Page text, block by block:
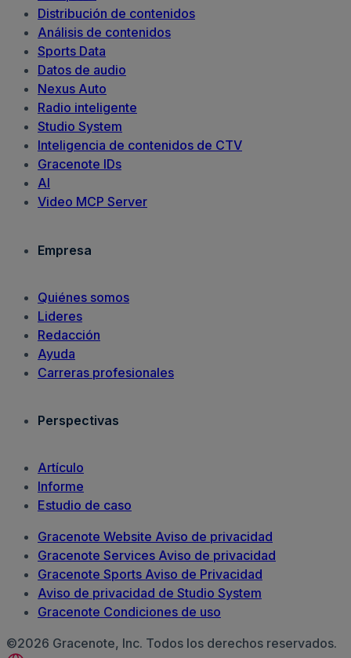
Distribución de contenidos
Análisis de contenidos
Sports Data
Datos de audio
Nexus Auto
Radio inteligente
Studio System
Inteligencia de contenidos de CTV
Gracenote IDs
AI
Video MCP Server
Empresa
Quiénes somos
Lideres
Redacción
Ayuda
Carreras profesionales
Perspectivas
Artículo
Informe
Estudio de caso
Gracenote Website Aviso de privacidad
Gracenote Services Aviso de privacidad
Gracenote Sports Aviso de Privacidad
Aviso de privacidad de Studio System
Gracenote Condiciones de uso
©2026 Gracenote, Inc. Todos los derechos reservados.